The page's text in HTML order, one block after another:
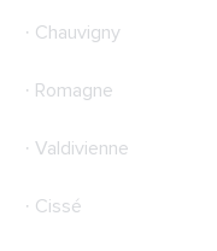
· Chauvigny
· Romagne
· Valdivienne
· Cissé